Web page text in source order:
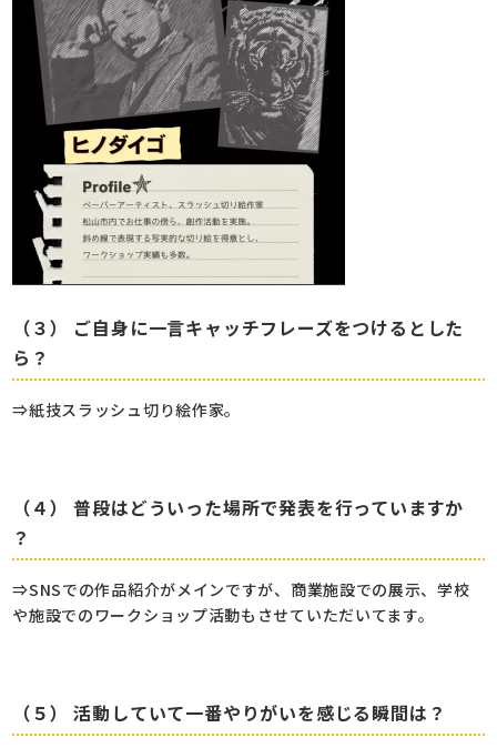
（３） ご自身に一言キャッチフレーズをつけるとした
ら？
⇒紙技スラッシュ切り絵作家。
（４） 普段はどういった場所で発表を行っていますか
？
⇒SNSでの作品紹介がメインですが、商業施設での展示、学校
や施設でのワークショップ活動もさせていただいてます。
（５） 活動していて一番やりがいを感じる瞬間は？